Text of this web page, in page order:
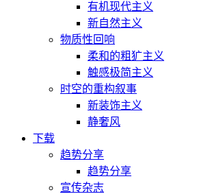
有机现代主义
新自然主义
物质性回响
柔和的粗犷主义
触感极简主义
时空的重构叙事
新装饰主义
静奢风
下载
趋势分享
趋势分享
宣传杂志